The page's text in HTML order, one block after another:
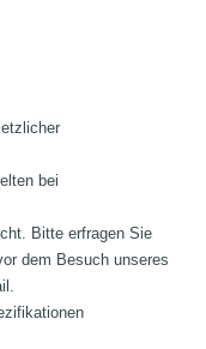
bei
Bitte erfragen Sie
dem Besuch unseres